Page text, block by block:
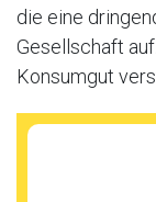
die eine
Gesellschaft
Konsumgut